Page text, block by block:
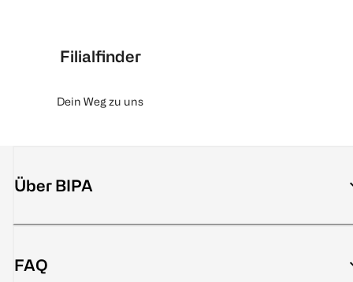
Filialfinder
Dein Weg zu uns
Über BIPA
FAQ